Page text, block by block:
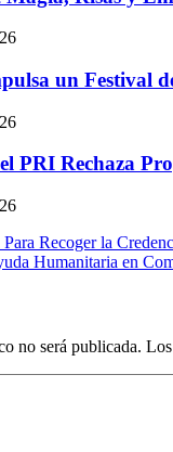
un Festival
PRI Rechaza
Recoger la
Humanitaria en
no será publicada.